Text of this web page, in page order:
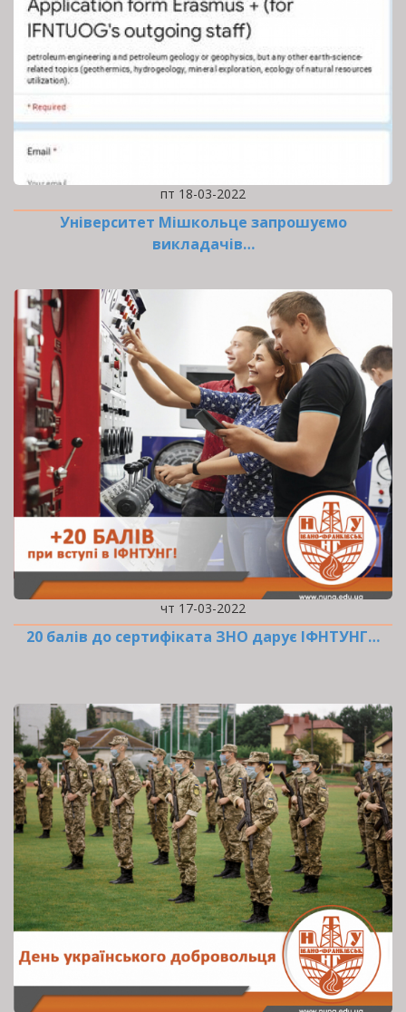
пт 18-03-2022
Університет Мішкольце запрошуємо
викладачів…
чт 17-03-2022
20 балів до сертифіката ЗНО дарує ІФНТУНГ…